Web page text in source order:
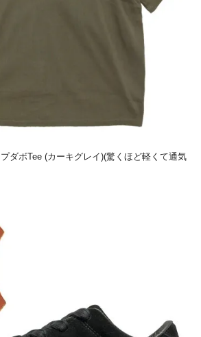
ダボTee (カーキグレイ)(驚くほど軽くて通気